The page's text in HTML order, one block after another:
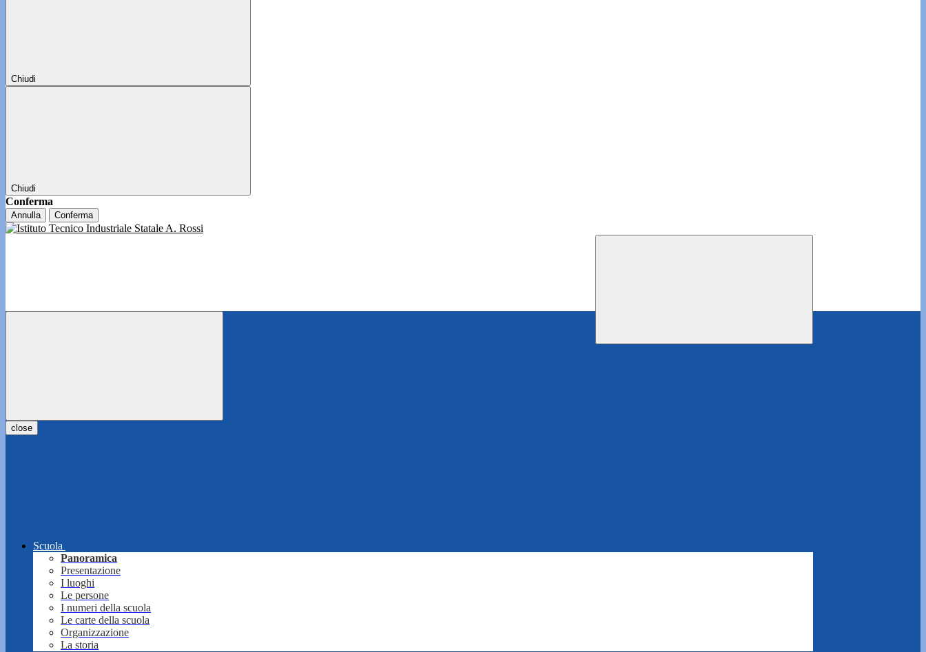
Chiudi
Chiudi
Conferma
Annulla Conferma
close
Scuola
Panoramica
Presentazione
I luoghi
Le persone
I numeri della scuola
Le carte della scuola
Organizzazione
La storia